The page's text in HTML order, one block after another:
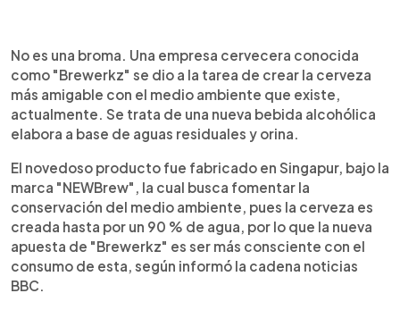
Escuchar artículo
No es una broma. Una empresa cervecera conocida
como "Brewerkz" se dio a la tarea de crear la cerveza
más amigable con el medio ambiente que existe,
actualmente. Se trata de una nueva bebida alcohólica
elabora a base de aguas residuales y orina.
El novedoso producto fue fabricado en Singapur, bajo la
marca "NEWBrew", la cual busca fomentar la
conservación del medio ambiente, pues la cerveza es
creada hasta por un 90 % de agua, por lo que la nueva
apuesta de "Brewerkz" es ser más consciente con el
consumo de esta, según informó la cadena noticias
BBC.